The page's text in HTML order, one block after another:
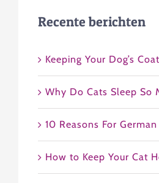
Recente berichten
Keeping Your Dog’s
Why Do Cats Sleep So
10 Reasons For
How to Keep Your Cat